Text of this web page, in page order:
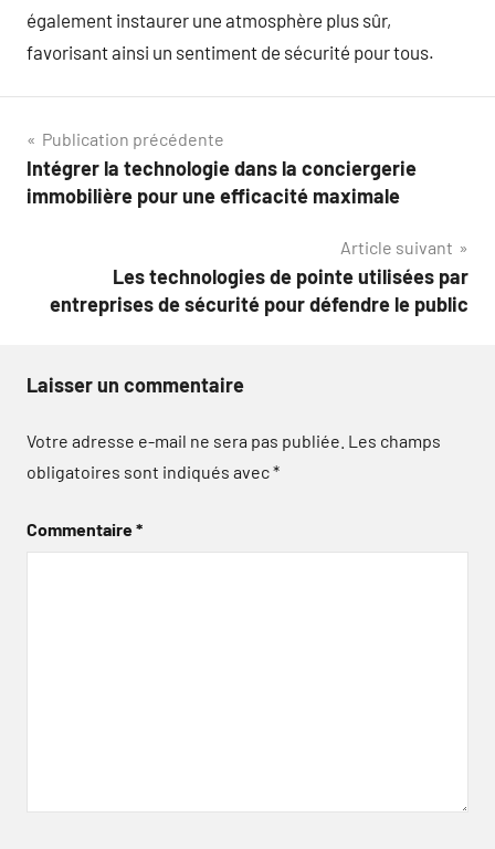
également instaurer une atmosphère plus sûr,
favorisant ainsi un sentiment de sécurité pour tous.
Navigation
de
Publication précédente
Intégrer la technologie dans la conciergerie
immobilière pour une efficacité maximale
Article suivant
Les technologies de pointe utilisées par
entreprises de sécurité pour défendre le public
Laisser un commentaire
Votre adresse e-mail ne sera pas publiée. Les champs
obligatoires sont indiqués avec*
Commentaire*